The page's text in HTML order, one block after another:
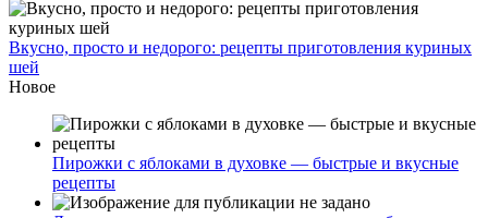
Вкусно, просто и недорого: рецепты приготовления куриных
шей
Новое
Пирожки с яблоками в духовке — быстрые и вкусные
рецепты